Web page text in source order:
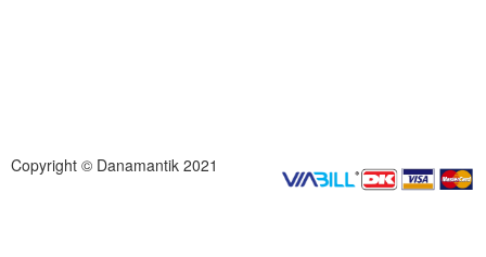
Copyright © Danamantik 2021